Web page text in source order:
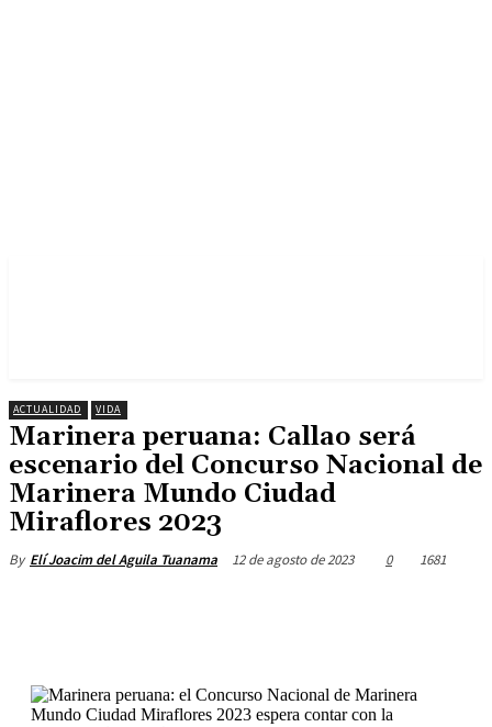
ACTUALIDAD VIDA
Marinera peruana: Callao será
escenario del Concurso Nacional de
Marinera Mundo Ciudad
Miraflores 2023
By Elí Joacim del Aguila Tuanama 12 de agosto de 2023 0 1681